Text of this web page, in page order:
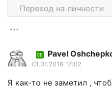
Переход на личности
08 Pavel
01.01.2018 17:02
Я как-то не заметил ,